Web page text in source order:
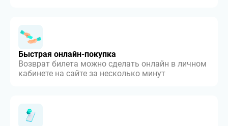
Быстрая онлайн-покупка
Возврат билета можно сделать онлайн в личном
кабинете на сайте за несколько минут